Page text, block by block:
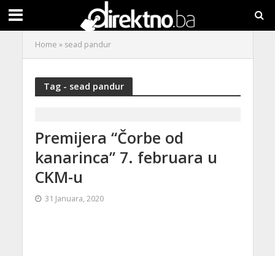
Home » sead pandur
Tag - sead pandur
Premijera “Čorbe od
kanarinca” 7. februara u
CKM-u
31 Januara, 2020